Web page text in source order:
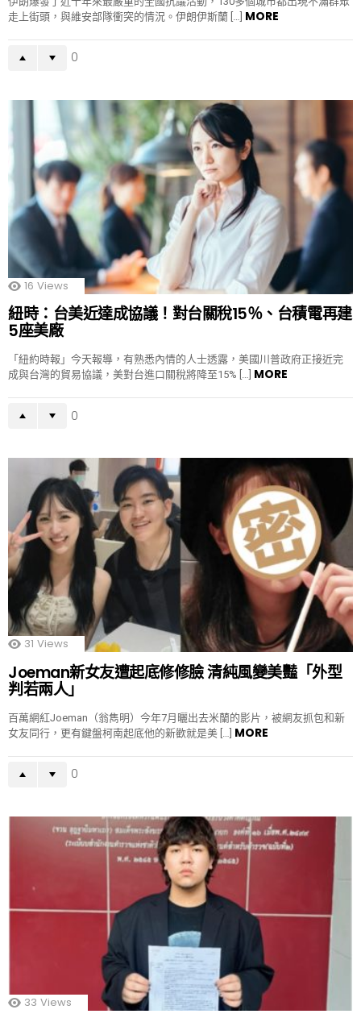
走上街頭，與維安部隊衝突的情況。伊朗伊斯蘭 […] MORE
0
16 Views
紐時：台美近達成協議！對台關稅15％、台積電再建
5座美廠
「紐約時報」今天報導，有熟悉內情的人士透露，美國川普政府正接近完
成與台灣的貿易協議，美對台進口關稅將降至15% […] MORE
0
31 Views
Joeman新女友遭起底修修臉 清純風變美豔「外型
判若兩人」
百萬網紅Joeman（翁雋明）今年7月曬出去米蘭的影片，被網友抓包和新
女友同行，更有鍵盤柯南起底他的新歡就是美 […] MORE
0
33 Views